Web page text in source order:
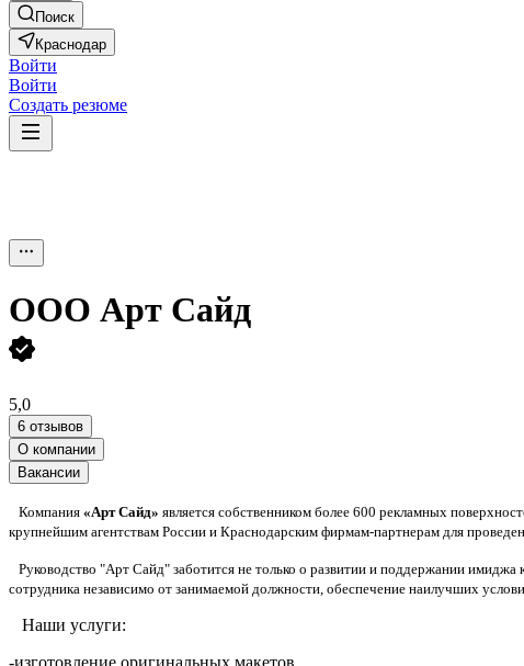
Поиск
Краснодар
Войти
Войти
Создать резюме
ООО Арт Сайд
5,0
6 отзывов
О компании
Вакансии
Компания «Арт Сайд» является собственником более 600 рекламных
крупнейшим агентствам России и Краснодарским фирмам-партнерам для
Руководство "Арт Сайд" заботится не только о развитии и поддержании
сотрудника независимо от занимаемой должности, обеспечение наилучших
Наши услуги:
-изготовление оригинальных макетов